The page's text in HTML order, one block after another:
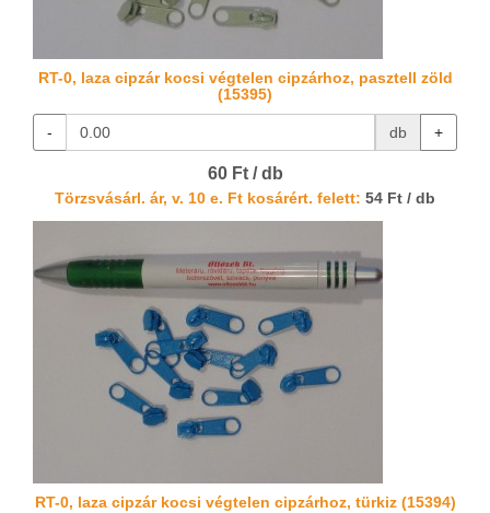
RT-0, laza cipzár kocsi végtelen cipzárhoz, pasztell zöld
(15395)
- db +
60 Ft / db
Törzsvásárl. ár, v. 10 e. Ft kosárért. felett: 54 Ft / db
RT-0, laza cipzár kocsi végtelen cipzárhoz, türkiz (15394)